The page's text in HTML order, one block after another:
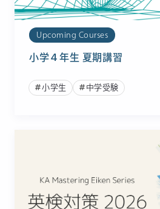
Upcoming Courses
小学４年生 夏期講習
小学生 中学受験